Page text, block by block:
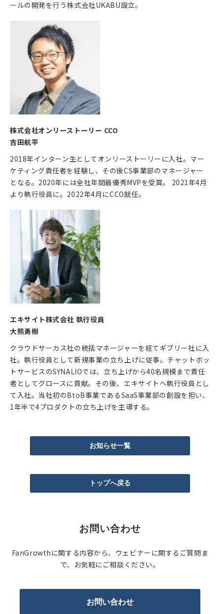
ールの開発を行う株式会社UKABU設立。
株式会社オンリーストーリー CCO
吉田航平
2018年インターン生としてオンリーストーリーに入社。マー
ケティング責任者を経験し、その後CS事業部のマネージャー
となる。2020年には全社年間最優秀MVPを受賞。 2021年4月
より執行役員に。2022年4月にCCO就任。
エキサイト株式会社 執行役員
大熊勇樹
クラウドサーカス社の統括マネージャーを経てギブリー社に入
社。執行役員として新規事業の立ち上げに従事。チャットボッ
トサービスのSYNALIOでは、立ち上げから40名規模まで責任
者としてグロースに貢献。その後、エキサイトへ執行役員とし
て入社。当社初のBtoB事業であるSaaS事業部の創設を担い、
1年半で4プロダクトの立ち上げを主導する。
お知らせ一覧
トップへ戻る
お問い合わせ
FanGrowthに関する内容から、ウェビナーに関するご質問ま
で、お気軽にご相談ください。
お問い合わせ